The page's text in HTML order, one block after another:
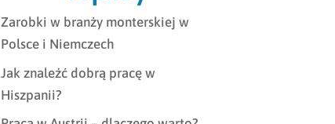
Zarobki w branży monterskiej w
Polsce i Niemczech
Jak znaleźć dobrą pracę w
Hiszpanii?